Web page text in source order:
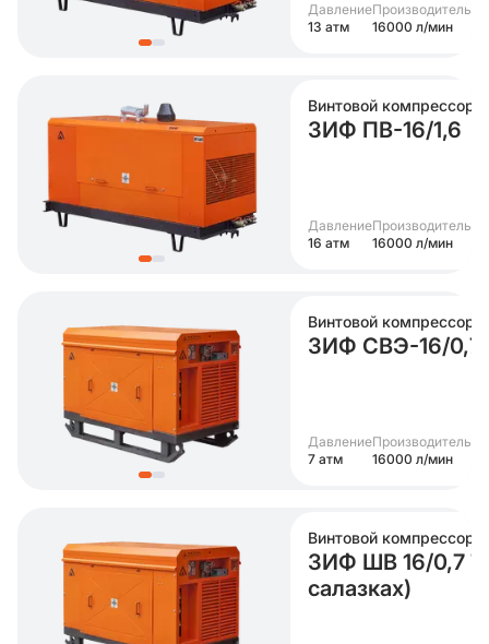
Давление
13 атм
16000 л/мин
Винтовой компрессор
ЗИФ ПВ-16/1,6
Давление
16 атм
16000 л/мин
Винтовой компрессор
ЗИФ СВЭ-16/0,7
Давление
7 атм
16000 л/мин
Винтовой компрессор
ЗИФ ШВ 16/0,7 Т
салазках)